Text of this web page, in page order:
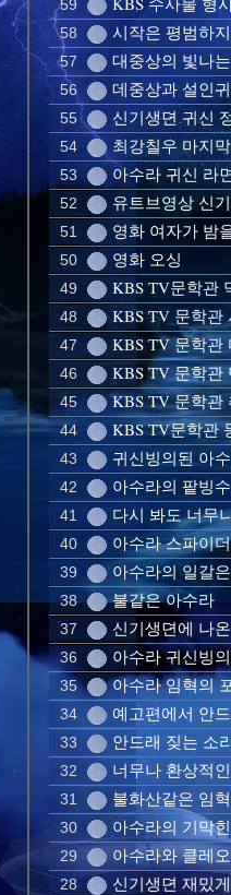
59
58 시작은 평범하
57 대중상의 빛나
56 데중상과 설인
55 신기생뎐 귀신
54 최강칠우 마지
53 아수라 귀신 라
52 유트브영상 신
51 영화 여자가 밤
50 영화 오싱
49 KBS TV문학관
48 KBS TV 문학관
47 KBS TV 문학관
46 KBS TV 문학관
45 KBS TV 문학관
44 KBS TV문학관
43 귀신빙의된 아
42 아수라의 팥빙수
41 다시 봐도 너무
40 아수라 스파이
39 아수라의 일갈
38 불같은 아수라
37 신기생뎐에 나
36 아수라 귀신빙
35 아수라 임혁의
34 예고편에서 안
33 안드래 짖는 소
32 너무나 환상적
31 불화산같은 임
30 아수라의 기막
29 아수라와 클레
28 신기생뎐 재밌